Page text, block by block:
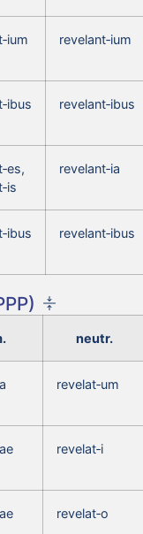
revelant‑ium
revelant‑ibus
revelant‑ia
revelant‑ibus
neutr.
revelat‑um
revelat‑i
revelat‑o